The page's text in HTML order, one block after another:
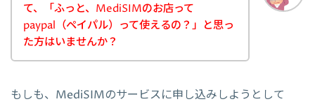
て、「ふっと、MediSIMのお店って
paypal（ペイパル）って使えるの？」と思っ
た方はいませんか？
もしも、MediSIMのサービスに申し込みしようとして